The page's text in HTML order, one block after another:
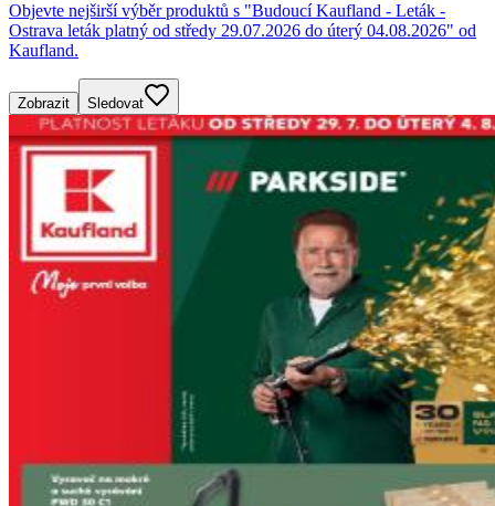
Objevte nejširší výběr produktů s "Budoucí Kaufland - Leták -
Ostrava leták platný od středy 29.07.2026 do úterý 04.08.2026" od
Kaufland.
Zobrazit Sledovat